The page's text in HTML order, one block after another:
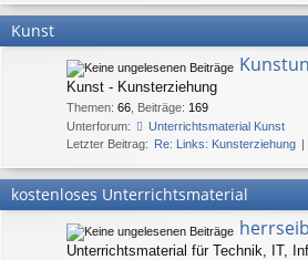
Kunst
Kunst - Kunsterziehung
Themen: 66 Beiträge: 169
Unterforum:
Unterrichtsmaterial Kunst
Letzter Beitrag: Re: Links: Kunsterziehung
kostenloses Unterrichtsmaterial
Unterrichtsmaterial für Technik, IT,